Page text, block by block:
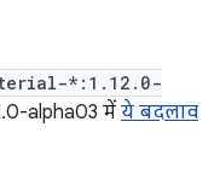
*:1.12.0-
alpha03 में ये बदलाव